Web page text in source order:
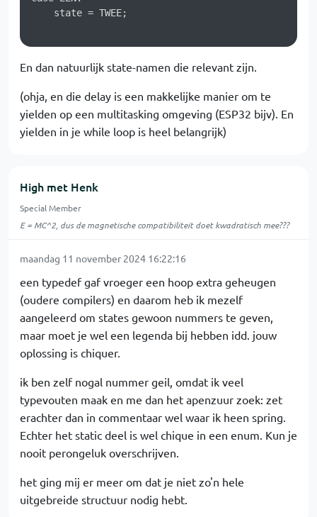
    state = TWEE;
En dan natuurlijk state-namen die relevant zijn.
(ohja, en die delay is een makkelijke manier om te
yielden op een multitasking omgeving (ESP32 bijv). En
yielden in je while loop is heel belangrijk)
High met Henk
Special Member
E = MC^2, dus de magnetische compatibiliteit doet kwadratisch mee???
maandag 11 november 2024 16:22:16
een typedef gaf vroeger een hoop extra geheugen
(oudere compilers) en daarom heb ik mezelf
aangeleerd om states gewoon nummers te geven,
maar moet je wel een legenda bij hebben idd. jouw
oplossing is chiquer.
ik ben zelf nogal nummer geil, omdat ik veel
typevouten maak en me dan het apenzuur zoek: zet
erachter dan in commentaar wel waar ik heen spring.
Echter het static deel is wel chique in een enum. Kun je
nooit perongeluk overschrijven.
het ging mij er meer om dat je niet zo'n hele
uitgebreide structuur nodig hebt.